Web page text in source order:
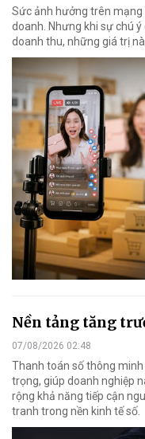
Sức ảnh hưởng trên
doanh. Nhưng khi sự chú
doanh thu, những giá trị
Nền tảng tăng
07/08/2026 02:48
Thanh toán số thông
trọng, giúp doanh nghiệp
rộng khả năng tiếp cận
tranh trong nền kinh tế số.